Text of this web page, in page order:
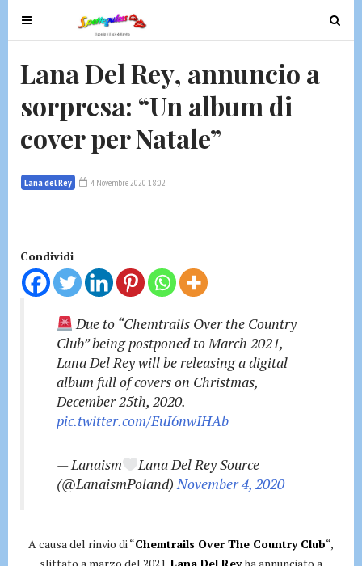
T
o
e
n
v
i
t
o
T
o
Lana Del Rey, annuncio a
sorpresa: “Un album di
cover per Natale”
Lana del Rey 4 Novembre 2020 18:02
Condividi
Due to “Chemtrails Over the Country
Club” being postponed to March 2021,
Lana Del Rey will be releasing a digital
album full of covers on Christmas,
December 25th, 2020.
pic.twitter.com/EuI6nwIHAb
— Lanaism
Lana Del Rey Source
(@LanaismPoland)November 4, 2020
A causa del rinvio di “Chemtrails Over The Country Club“,